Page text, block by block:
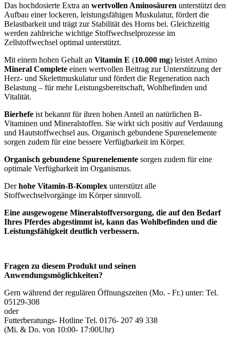
Das hochdosierte Extra an wertvollen Aminosäuren unterstützt den
Aufbau einer lockeren, leistungsfähigen Muskulatur, fördert die
Belastbarkeit und trägt zur Stabilität des Horns bei. Gleichzeitig
werden zahlreiche wichtige Stoffwechselprozesse im
Zellstoffwechsel optimal unterstützt.
Mit einem hohen Gehalt an Vitamin E (10.000 mg) leistet Amino
Mineral Complete einen wertvollen Beitrag zur Unterstützung der
Herz- und Skelettmuskulatur und fördert die Regeneration nach
Belastung – für mehr Leistungsbereitschaft, Wohlbefinden und
Vitalität.
Bierhefe ist bekannt für ihren hohen Anteil an natürlichen B-
Vitaminen und Mineralstoffen. Sie wirkt sich positiv auf Verdauung
und Hautstoffwechsel aus. Organisch gebundene Spurenelemente
sorgen zudem für eine bessere Verfügbarkeit im Körper.
Organisch gebundene Spurenelemente sorgen zudem für eine
optimale Verfügbarkeit im Organismus.
Derhohe Vitamin-B-Komplex unterstützt alle
Stoffwechselvorgänge im Körper sinnvoll.
Eine ausgewogene Mineralstoffversorgung, die auf den Bedarf
Ihres Pferdes abgestimmt ist, kann das Wohlbefinden und die
Leistungsfähigkeit deutlich verbessern.
Fragen zu diesem Produkt und seinen
Anwendungsmöglichkeiten?
Gern während der regulären Öffnungszeiten (Mo. - Fr.) unter: Tel.
05129-308
oder
Futterberatungs- Hotline Tel. 0176- 207 49 338
(Mi. & Do. von 10:00- 17:00Uhr)